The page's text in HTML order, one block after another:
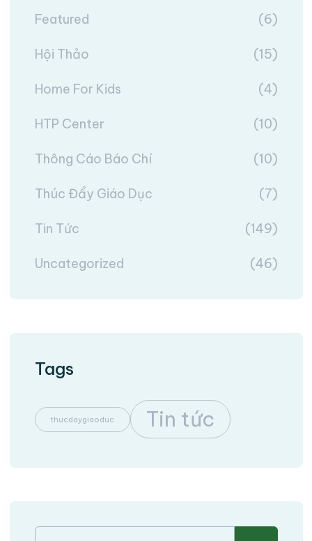
Featured (6)
Hội Thảo (15)
Home For Kids (4)
HTP Center (10)
Thông Cáo Báo Chí (10)
Thúc Đẩy Giáo Dục (7)
Tin Tức (149)
Uncategorized (46)
Tags
thucdaygiaoduc Tin tức